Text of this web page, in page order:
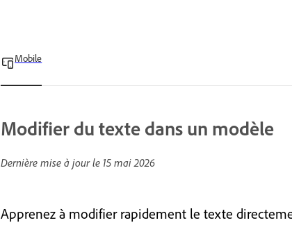
Mobile
Modifier du texte dans un modèle
Dernière mise à jour le 15 mai 2026
Apprenez à modifier rapidement le texte